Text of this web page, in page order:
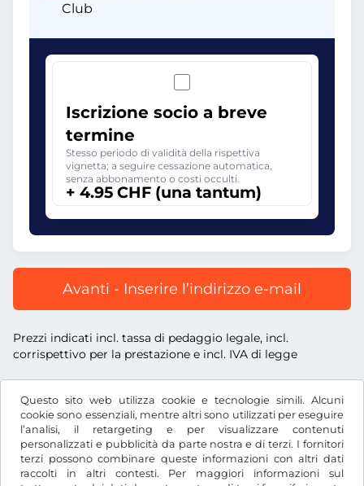
Questo sito web utilizza cookie e tecnologie simili. Alcuni
cookie sono essenziali, mentre altri sono utilizzati per eseguire
l’analisi, il retargeting e per visualizzare contenuti
personalizzati e pubblicità da parte nostra e di terzi. I fornitori
terzi possono combinare queste informazioni con altri dati
raccolti in altri contesti. Per maggiori informazioni sul
Club
Iscrizione socio a breve
termine
Stesso periodo di validità della rispettiva
vignetta; a seguire cessazione automatica,
senza abbonamento o costi occulti.
+ 4.95 CHF (una tantum)
Avanti - Inserire l’indirizzo e-mail
Prezzi indicati incl. tassa di pedaggio legale, incl.
corrispettivo per la prestazione e incl. IVA di legge
CHF